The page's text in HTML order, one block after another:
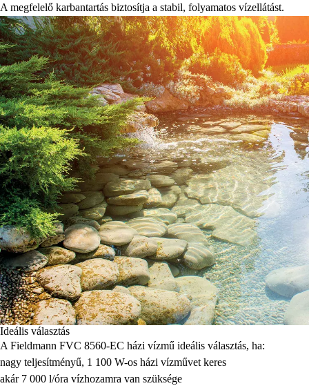
A megfelelő karbantartás biztosítja a stabil, folyamatos vízellátást.
Ideális választás
A Fieldmann FVC 8560-EC házi vízmű ideális választás, ha:
nagy teljesítményű, 1 100 W-os házi vízművet keres
akár 7 000 l/óra vízhozamra van szüksége